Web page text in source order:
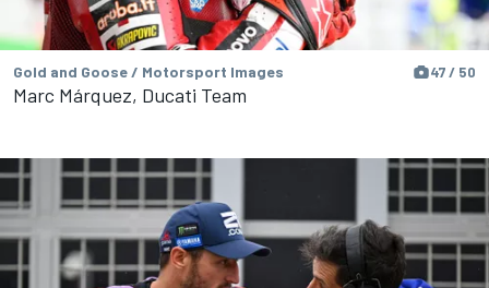
Gold and Goose / Motorsport Images 47 / 50
Marc Márquez, Ducati Team